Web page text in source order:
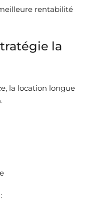
rentabilité
la
la location longue